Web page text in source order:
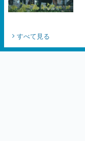
すべて見る